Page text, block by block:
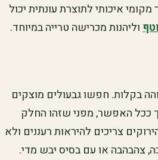
איכותי לתוצרת עונתית יכול
וליהנות מכרישה טרייה במיוחד.
בקלות. חפשו גבעולים מוצקים
ככל האפשר, מפני שזהו החלק
צריכים להיראות רעננים ולא
צהבהבה או עם בסיס יבש מדי.